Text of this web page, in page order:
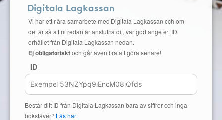
Digitala Lagkassan
Vi har ett nära samarbete med Digitala Lagkassan och om
det är så att ni redan är anslutna dit, var god ange ert ID
erhållet från Digitala Lagkassan nedan.
Ej obligatorisktoch går även bra att göra senare!
ID
Består ditt ID från Digitala Lagkassan bara av siffror och inga
bokstäver? Läs här